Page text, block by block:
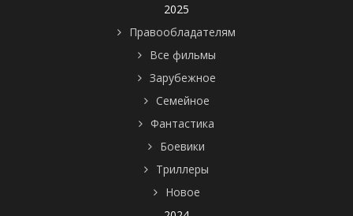
2025
Правообладателям
Все фильмы
Зарубежное
Семейное
Фантастика
Боевики
Триллеры
Новое